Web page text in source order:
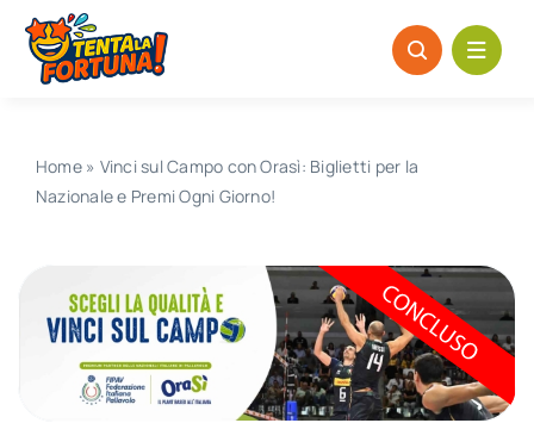
Salta
contenuto
Home» Vinci sul Campo con Orasì: Biglietti per la
Nazionale e Premi Ogni Giorno!